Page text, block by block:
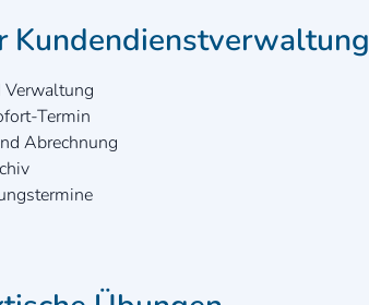
Kundendienstverwaltung
Termin
Abrechnung